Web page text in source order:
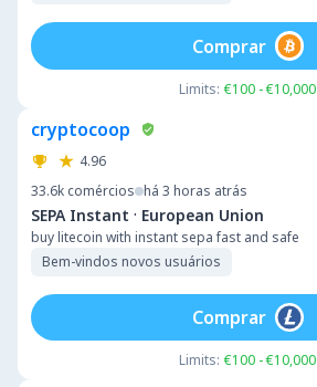
Limits: €100 - €10,000
Comprar
cryptocoop
4.96
33.6k comércios há 3 horas atrás
SEPA Instant · European Union
buy litecoin with instant sepa fast and safe
Bem-vindos novos usuários
Limits: €100 - €10,000
Comprar